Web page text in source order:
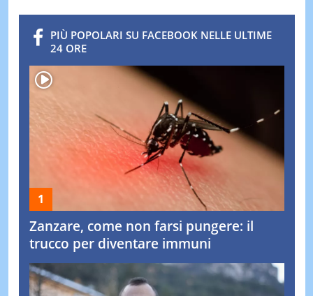
PIÙ POPOLARI SU FACEBOOK NELLE ULTIME
24 ORE
Zanzare, come non farsi pungere: il
trucco per diventare immuni